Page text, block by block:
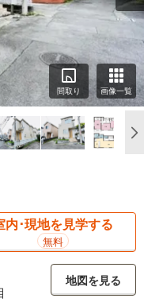
間取り 画像一覧
内･現地を見学する
無料
地図を見る